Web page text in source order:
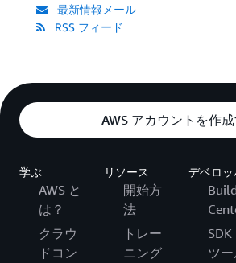
最新情報メール
RSS フィード
AWS アカウントを作
学ぶ
AWS と
は？
クラウ
ドコン
リソース
開始方
法
トレー
ニング
デベロッ
SDK
ツ